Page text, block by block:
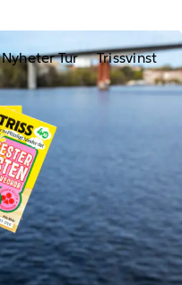
Nyheter Tur Trissvinst